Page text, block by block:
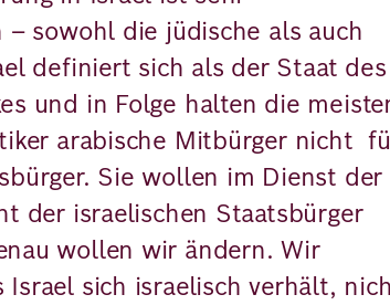
– sowohl die jüdische als auch
definiert sich als der Staat des
und in Folge halten die
arabische Mitbürger nicht
Sie wollen im Dienst der
der israelischen Staatsbürger
wollen wir ändern. Wir
Israel sich israelisch verhält,